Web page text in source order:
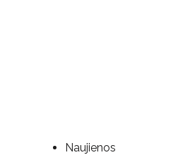
Naujienos